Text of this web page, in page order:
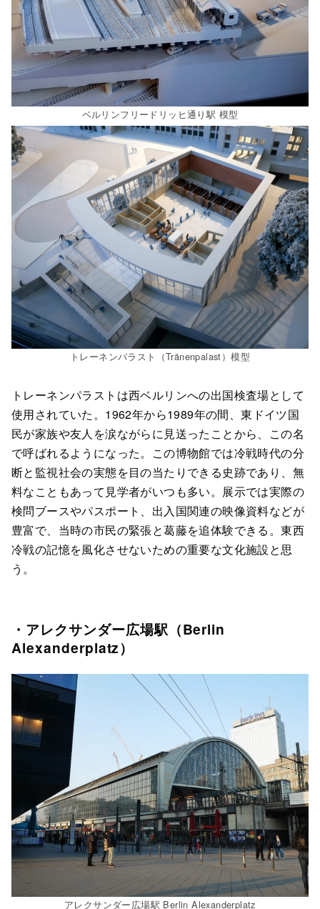
ベルリンフリードリッヒ通り駅 模型
トレーネンパラスト（Tränenpalast）模型
トレーネンパラストは西ベルリンへの出国検査場として
使用されていた。1962年から1989年の間、東ドイツ国
民が家族や友人を涙ながらに見送ったことから、この名
で呼ばれるようになった。この博物館では冷戦時代の分
断と監視社会の実態を目の当たりできる史跡であり、無
料なこともあって見学者がいつも多い。展示では実際の
検問ブースやパスポート、出入国関連の映像資料などが
豊富で、当時の市民の緊張と葛藤を追体験できる。東西
冷戦の記憶を風化させないための重要な文化施設と思
う。
・アレクサンダー広場駅（Berlin
Alexanderplatz）
アレクサンダー広場駅 Berlin Alexanderplatz